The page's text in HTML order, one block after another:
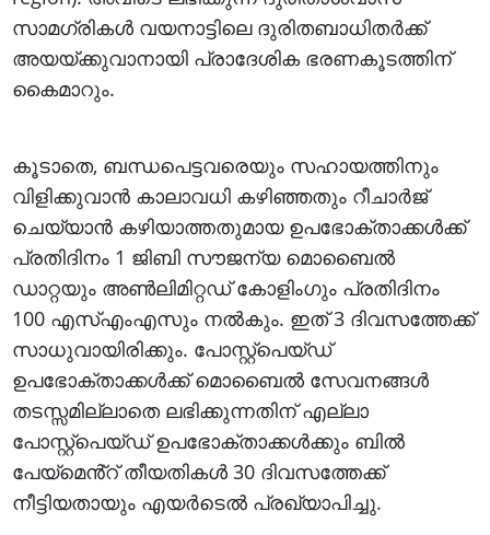
സാമഗ്രികൾ വയനാട്ടിലെ ദുരിതബാധിതർക്ക്
അയയ്ക്കുവാനായി പ്രാദേശിക ഭരണകൂടത്തിന്
കൈമാറും.
കൂടാതെ, ബന്ധപെട്ടവരെയും സഹായത്തിനും
വിളിക്കുവാൻ കാലാവധി കഴിഞ്ഞതും റീചാർജ്
ചെയ്യാൻ കഴിയാത്തതുമായ ഉപഭോക്താക്കൾക്ക്
പ്രതിദിനം 1 ജിബി സൗജന്യ മൊബൈൽ
ഡാറ്റയും അൺലിമിറ്റഡ് കോളിംഗും പ്രതിദിനം
100 എസ്എംഎസും നൽകും. ഇത് 3 ദിവസത്തേക്ക്
സാധുവായിരിക്കും. പോസ്റ്റ്‌പെയ്ഡ്
ഉപഭോക്താക്കൾക്ക് മൊബൈൽ സേവനങ്ങൾ
തടസ്സമില്ലാതെ ലഭിക്കുന്നതിന് എല്ലാ
പോസ്റ്റ്‌പെയ്ഡ് ഉപഭോക്താക്കൾക്കും ബിൽ
പേയ്‌മെൻ്റ് തീയതികൾ 30 ദിവസത്തേക്ക്
നീട്ടിയതായും എയർടെൽ പ്രഖ്യാപിച്ചു.